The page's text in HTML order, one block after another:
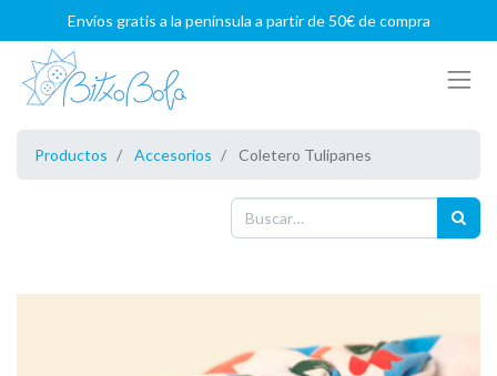
Envíos gratis a la península a partir de 50€ de compra
Productos Accesorios Coletero Tulipanes